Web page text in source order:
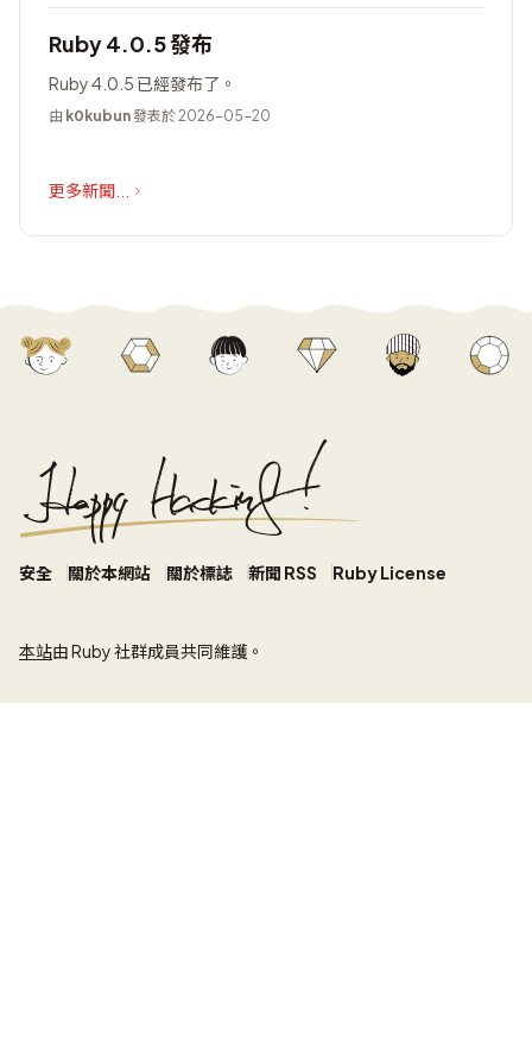
Ruby 4.0.5 發布
Ruby 4.0.5 已經發布了。
由 k0kubun發表於 2026-05-20
更多新聞...
安全 關於本網站 關於標誌 新聞 RSS Ruby License
本站由 Ruby 社群成員共同維護。